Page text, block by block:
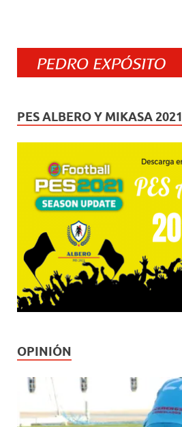
PES ALBERO Y MIKASA 2021
OPINIÓN